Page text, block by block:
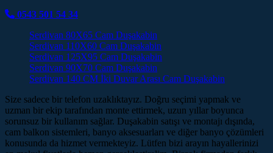
0543 501 54 34
Serdivan 80X65 Cam Duşakabin
Serdivan 110X60 Cam Duşakabin
Serdivan 125X95 Cam Duşakabin
Serdivan 90X70 Cam Duşakabin
Serdivan 140 CM İki Duvar Arası Cam Duşakabin
Size sadece bir telefon uzaklıktayız. Doğru seçimi yapmak ve
uzman bir ekip tarafından monte ettirmek, uzun yıllar boyunca
sorunsuz bir kullanım sağlar. Duşakabin satışı ve montajı dışında,
cam balkon sistemleri, banyo aksesuarları ve diğer banyo çözümleri
konusunda da hizmet vermekteyiz. Lütfen bizi arayın hayallerinizi